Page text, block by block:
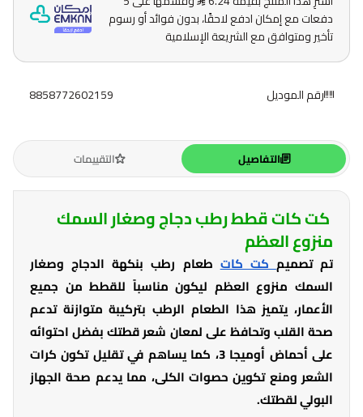
دفعات مع إمكان ادفع لاحقًا، بدون فوائد أو رسوم
تأخير ومتوافق مع الشريعة الإسلامية
رقم الموديل 8858772602159
التفاصيل التقييمات
كت كات قطط رطب دجاج وصغار السمك
منزوع العظم
تم تصميمكت كاتطعام رطب بنكهة الدجاج وصغار
السمك منزوع العظم ليكون مناسباً للقطط من جميع
الأعمار، يتميز هذا الطعام الرطب بتركيبة متوازنة تدعم
صحة القلب وتحافظ على لمعان شعر قطتك بفضل احتوائه
على أحماض أوميجا 3، كما يساهم في تقليل تكون كرات
الشعر ومنع تكوين حصوات الكلى، مما يدعم صحة الجهاز
البولي لقطتك.